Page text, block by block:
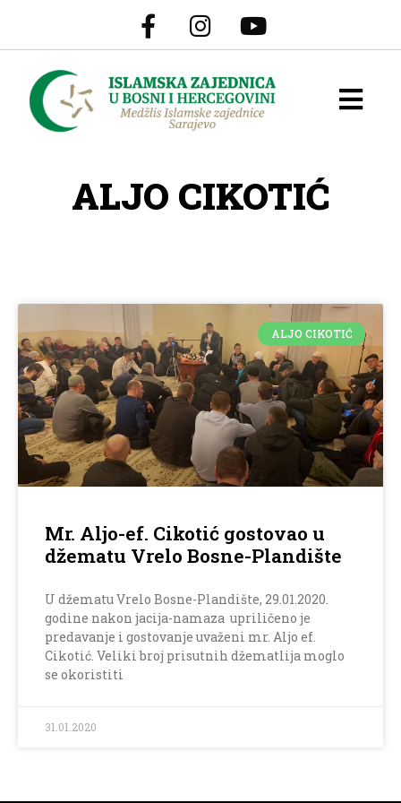
ALJO CIKOTIĆ
ALJO CIKOTIĆ
Mr. Aljo-ef. Cikotić gostovao u
džematu Vrelo Bosne-Plandište
U džematu Vrelo Bosne-Plandište, 29.01.2020.
godine nakon jacija-namaza upriličeno je
predavanje i gostovanje uvaženi mr. Aljo ef.
Cikotić. Veliki broj prisutnih džematlija moglo
se okoristiti
31.01.2020